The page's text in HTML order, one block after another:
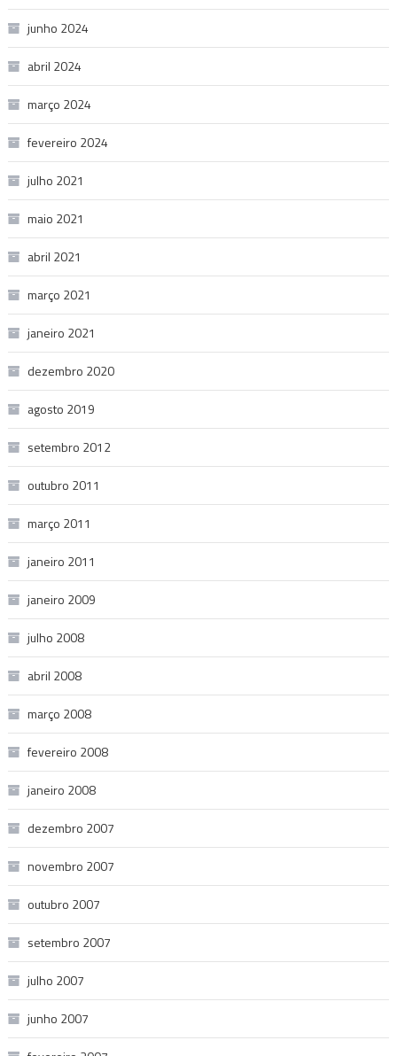
junho 2024
abril 2024
março 2024
fevereiro 2024
julho 2021
maio 2021
abril 2021
março 2021
janeiro 2021
dezembro 2020
agosto 2019
setembro 2012
outubro 2011
março 2011
janeiro 2011
janeiro 2009
julho 2008
abril 2008
março 2008
fevereiro 2008
janeiro 2008
dezembro 2007
novembro 2007
outubro 2007
setembro 2007
julho 2007
junho 2007